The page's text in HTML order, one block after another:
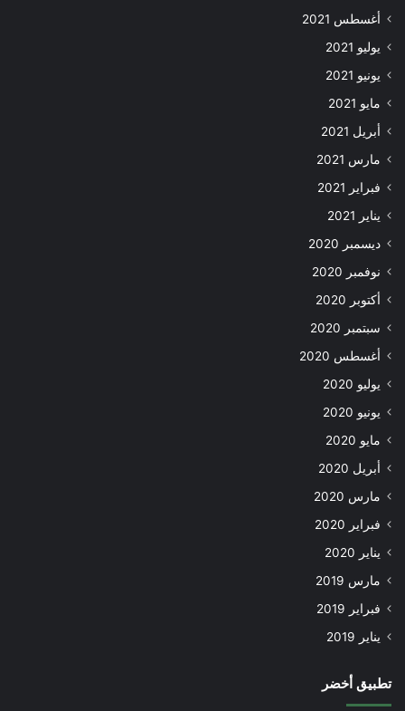
أغسطس 2021
يوليو 2021
يونيو 2021
مايو 2021
أبريل 2021
مارس 2021
فبراير 2021
يناير 2021
ديسمبر 2020
نوفمبر 2020
أكتوبر 2020
سبتمبر 2020
أغسطس 2020
يوليو 2020
يونيو 2020
مايو 2020
أبريل 2020
مارس 2020
فبراير 2020
يناير 2020
مارس 2019
فبراير 2019
يناير 2019
تطبيق أخضر